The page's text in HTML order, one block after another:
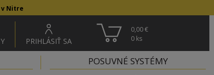
v Nitre
PRIHLÁSIŤ SA
0,00 €
0 ks
POSUVNÉ SYSTÉMY